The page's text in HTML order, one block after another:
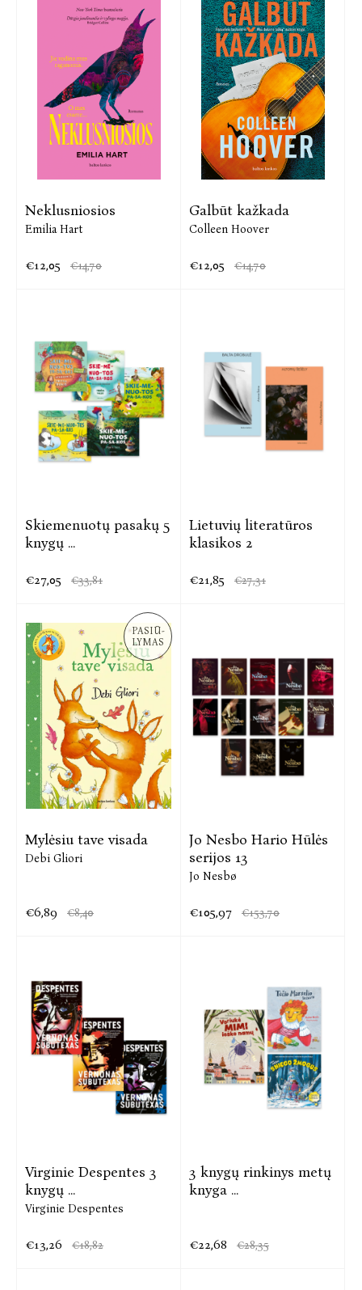
Neklusniosios
Emilia Hart
€12,05 €14,70
Galbūt kažkada
Colleen Hoover
€12,05 €14,70
Skiemenuotų pasakų 5
knygų ...
€27,05 €33,81
Lietuvių literatūros
klasikos 2
€21,85 €27,31
PASIŪ-
LYMAS
Mylėsiu tave visada
Debi Gliori
€6,89 €8,40
Jo Nesbo Hario Hūlės
serijos 13
Jo Nesbø
€105,97 €153,70
Virginie Despentes 3
knygų ...
Virginie Despentes
€13,26 €18,82
3 knygų rinkinys metų
knyga ...
€22,68 €28,35